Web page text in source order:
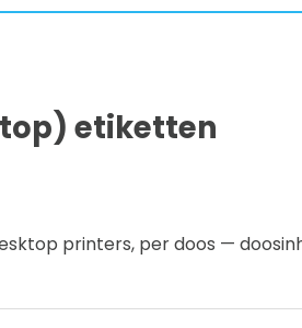
etiketten
printers, per doos —